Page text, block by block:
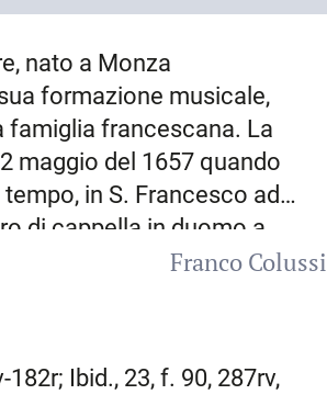
nato a Monza
formazione musicale,
famiglia francescana. La
maggio del 1657 quando
in S. Francesco ad
di cappella in duomo a
Guaringo: il suo contratto
servizio nel 1660, prima
luglio del 1662, col
Franco Colussi
Ibid., 23, f. 90, 287rv,